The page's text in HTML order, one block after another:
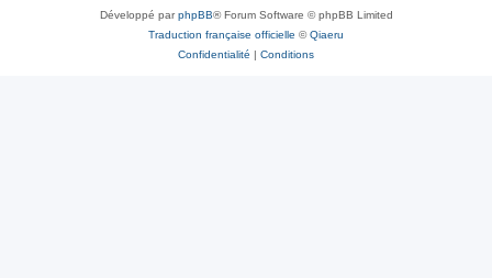
Développé parphpBB® Forum Software © phpBB Limited
Traduction française officielle ©Qiaeru
Confidentialité | Conditions